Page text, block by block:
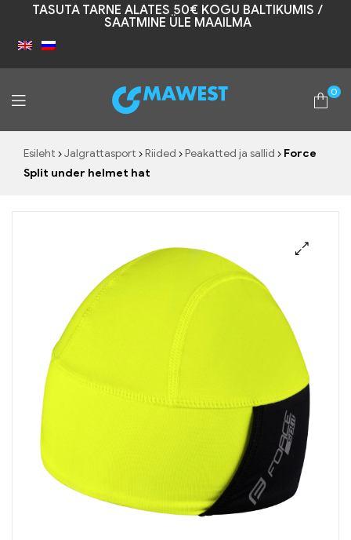
TASUTA TARNE ALATES 50€ KOGU BALTIKUMIS /
SAATMINE ÜLE MAAILMA
Mawest
0
Esileht Jalgrattasport Riided Peakatted ja sallid
Force
Split under helmet hat